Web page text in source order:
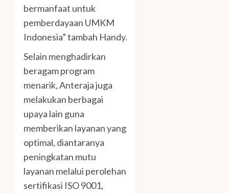
bermanfaat untuk
pemberdayaan UMKM
Indonesia” tambah Handy.
Selain menghadirkan
beragam program
menarik, Anteraja juga
melakukan berbagai
upaya lain guna
memberikan layanan yang
optimal, diantaranya
peningkatan mutu
layanan melalui perolehan
sertifikasi ISO 9001,